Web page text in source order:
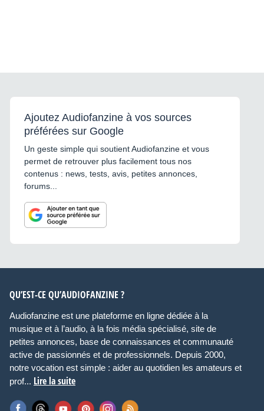
Ajoutez Audiofanzine à vos sources
préférées sur Google
Un geste simple qui soutient Audiofanzine et vous
permet de retrouver plus facilement tous nos
contenus : news, tests, avis, petites annonces,
forums...
QU’EST-CE QU’AUDIOFANZINE ?
Audiofanzine est une plateforme en ligne dédiée à la
musique et à l’audio, à la fois média spécialisé, site de
petites annonces, base de connaissances et communauté
active de passionnés et de professionnels. Depuis 2000,
notre vocation est simple : aider au quotidien les amateurs et
prof... Lire la suite